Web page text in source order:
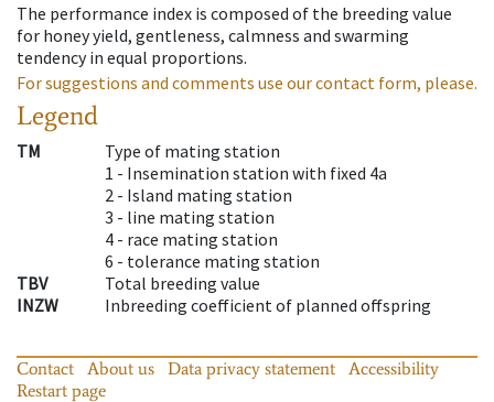
The performance index is composed of the breeding value
for honey yield, gentleness, calmness and swarming
tendency in equal proportions.
For suggestions and comments use our contact form, please.
Legend
TM
Type of mating station
1 - Insemination station with fixed 4a
2 - Island mating station
3 - line mating station
4 - race mating station
6 - tolerance mating station
TBV
Total breeding value
INZW
Inbreeding coefficient of planned offspring
Contact About us Data privacy statement
Accessibility
Restart page